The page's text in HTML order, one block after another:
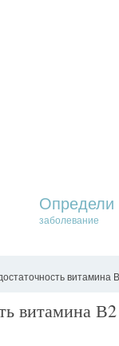
Определи
заболевание
витамина
витамина